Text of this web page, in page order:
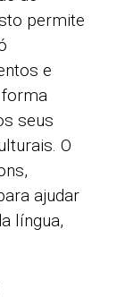
permite
e
seus
O
ajudar
língua,